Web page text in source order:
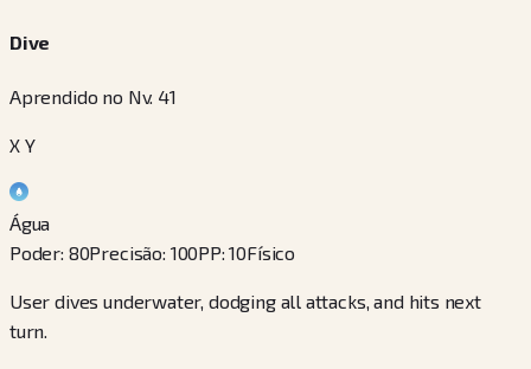
Dive
Aprendido no Nv. 41
X Y
Água
Poder: 80Precisão: 100PP:10Físico
User dives underwater, dodging all attacks, and hits next
turn.